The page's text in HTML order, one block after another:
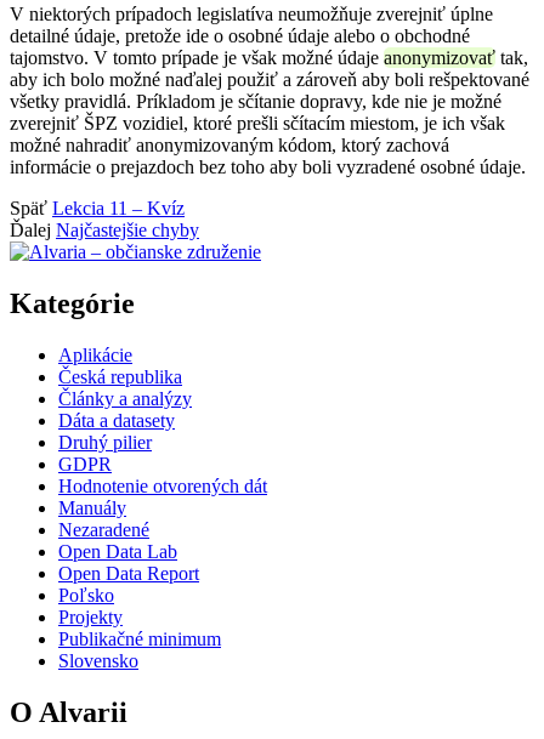
V niektorých prípadoch legislatíva neumožňuje zverejniť úplne
detailné údaje, pretože ide o osobné údaje alebo o obchodné
tajomstvo. V tomto prípade je však možné údaje anonymizovať tak,
aby ich bolo možné naďalej použiť a zároveň aby boli rešpektované
všetky pravidlá. Príkladom je sčítanie dopravy, kde nie je možné
zverejniť ŠPZ vozidiel, ktoré prešli sčítacím miestom, je ich však
možné nahradiť anonymizovaným kódom, ktorý zachová
informácie o prejazdoch bez toho aby boli vyzradené osobné údaje.
Späť Lekcia 11 – Kvíz
Ďalej Najčastejšie chyby
Kategórie
Aplikácie
Česká republika
Články a analýzy
Dáta a datasety
Druhý pilier
GDPR
Hodnotenie otvorených dát
Manuály
Nezaradené
Open Data Lab
Open Data Report
Poľsko
Projekty
Publikačné minimum
Slovensko
O Alvarii